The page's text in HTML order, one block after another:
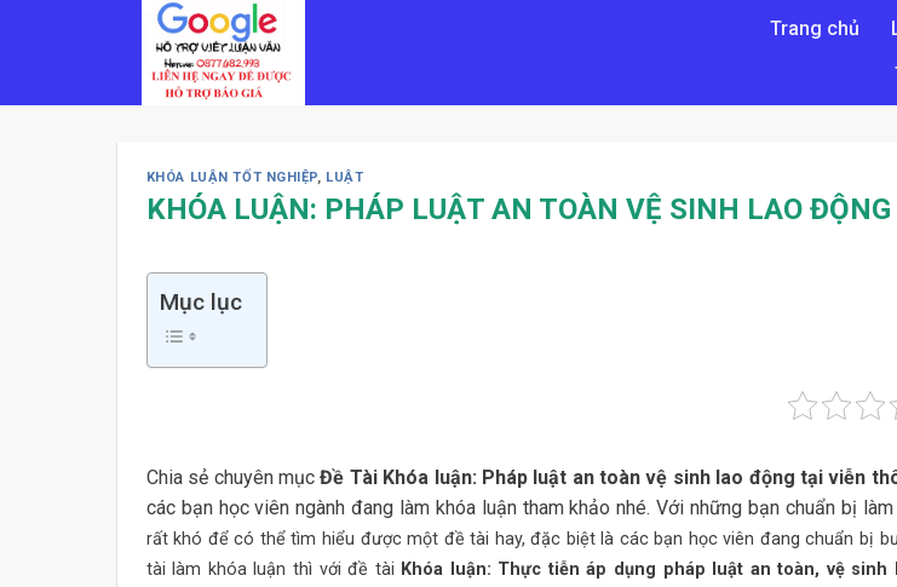
Trang chủ
KHÓA LUẬN TỐT NGHIỆP, LUẬT
KHÓA LUẬN: PHÁP LUẬT AN TOÀN VỆ SINH LAO
Mục lục
Chia sẻ chuyên mụcĐề Tài Khóa luận: Pháp luật an toàn vệ sinh lao động tại viễn
các bạn học viên ngành đang làm khóa luận tham khảo nhé. Với những bạn chuẩn bị
rất khó để có thể tìm hiểu được một đề tài hay, đặc biệt là các bạn học viên đang chuẩn bị
tài làm khóa luận thì với đề tài Khóa luận: Thực tiễn áp dụng pháp luật an toàn, vệ